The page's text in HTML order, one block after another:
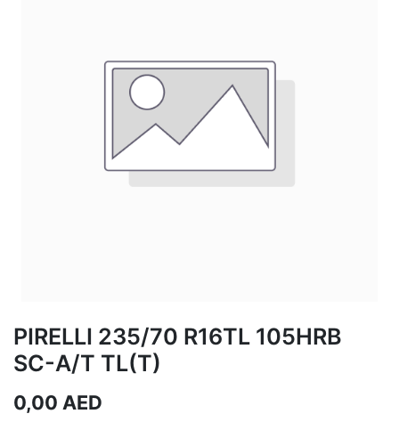
PIRELLI 235/70 R16TL 105HRB
SC-A/T TL(T)
0,00 AED